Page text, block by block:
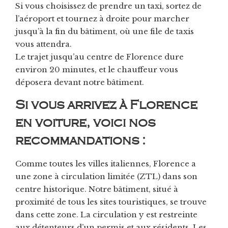
Si vous choisissez de prendre un taxi, sortez de
l’aéroport et tournez à droite pour marcher
jusqu’à la fin du bâtiment, où une file de taxis
vous attendra.
Le trajet jusqu’au centre de Florence dure
environ 20 minutes, et le chauffeur vous
déposera devant notre bâtiment.
Si vous arrivez à Florence
en voiture, voici nos
recommandations :
Comme toutes les villes italiennes, Florence a
une zone à circulation limitée (ZTL) dans son
centre historique. Notre bâtiment, situé à
proximité de tous les sites touristiques, se trouve
dans cette zone. La circulation y est restreinte